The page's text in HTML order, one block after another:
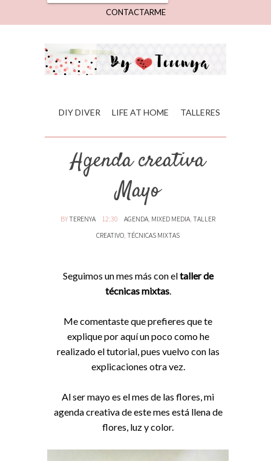
CONTACTARME
DIY DIVER LIFE AT HOME TALLERES
Agenda creativa
Mayo
BYTERENYA 12:30 AGENDA, MIXED MEDIA, TALLER
CREATIVO, TÉCNICAS MIXTAS
Seguimos un mes más con eltaller de
técnicas mixtas.
Me comentaste que prefieres que te
explique por aquí un poco como he
realizado el tutorial, pues vuelvo con las
explicaciones otra vez.
Al ser mayo es el mes de las flores, mi
agenda creativa de este mes está llena de
flores, luz y color.